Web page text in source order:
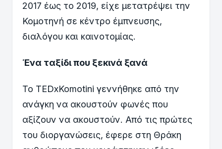
2017 έως το 2019, είχε μετατρέψει την
Κομοτηνή σε κέντρο έμπνευσης,
διαλόγου και καινοτομίας.
Ένα ταξίδι που ξεκινά ξανά
Το TEDxKomotini γεννήθηκε από την
ανάγκη να ακουστούν φωνές που
αξίζουν να ακουστούν. Από τις πρώτες
του διοργανώσεις, έφερε στη Θράκη